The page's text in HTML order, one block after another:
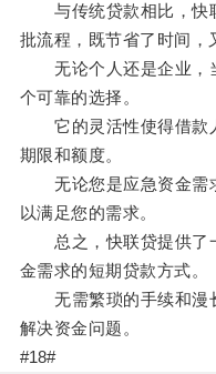
与传统贷款相比，快
批流程，既节省了时间，
无论个人还是企业，
个可靠的选择。
它的灵活性使得借款
期限和额度。
无论您是应急资金需
以满足您的需求。
总之，快联贷提供了
金需求的短期贷款方式。
无需繁琐的手续和漫
解决资金问题。
#18#